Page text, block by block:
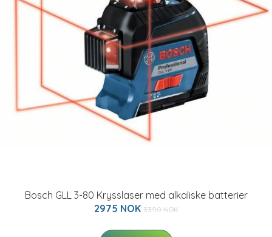
Bosch GLL 3-80 Krysslaser med alkaliske batterier
2975 NOK 3390 NOK